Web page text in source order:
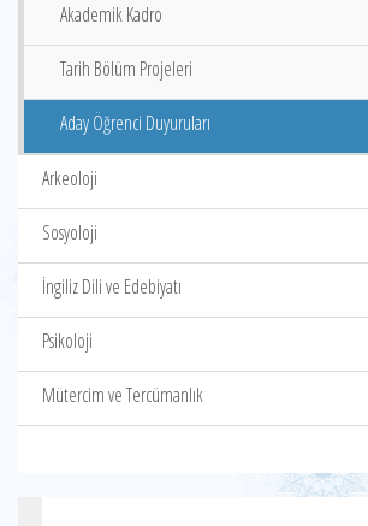
Akademik Kadro
Tarih Bölüm Projeleri
Aday Öğrenci Duyuruları
Arkeoloji
Sosyoloji
İngiliz Dili ve Edebiyatı
Psikoloji
Mütercim ve Tercümanlık